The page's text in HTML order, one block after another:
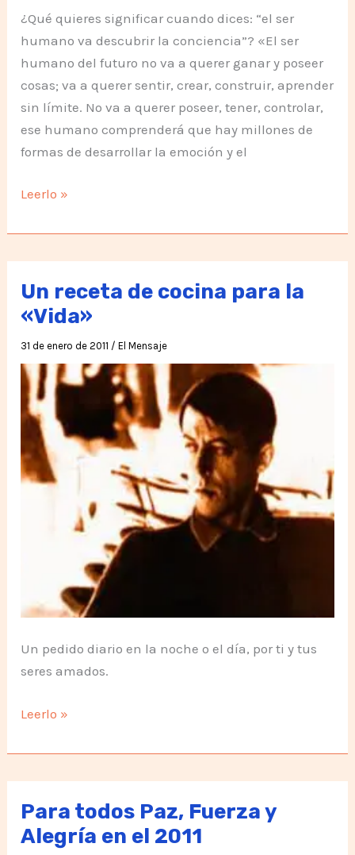
¿Qué quieres significar cuando dices: “el ser
humano va descubrir la conciencia”? «El ser
humano del futuro no va a querer ganar y poseer
cosas; va a querer sentir, crear, construir, aprender
sin límite. No va a querer poseer, tener, controlar,
ese humano comprenderá que hay millones de
formas de desarrollar la emoción y el
El
humano
del
futuro
Leerlo »
Un receta de cocina para la
«Vida»
31 de enero de 2011 /El Mensaje
Un pedido diario en la noche o el día, por ti y tus
seres amados.
Un
de
cocina
para
la
«Vida»
Leerlo »
Para todos Paz, Fuerza y
Alegría en el 2011